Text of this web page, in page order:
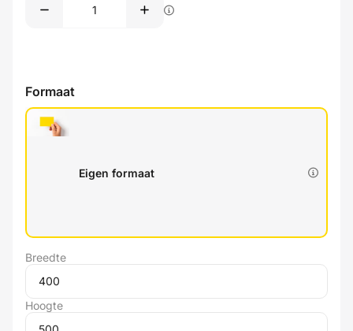
Formaat
Eigen formaat
Breedte
Hoogte